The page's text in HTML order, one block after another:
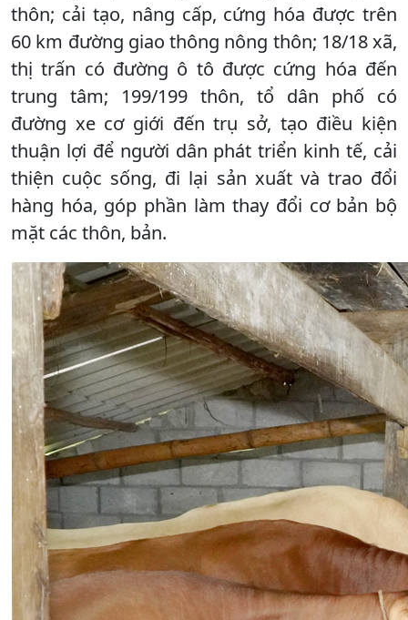
thôn; cải tạo, nâng cấp, cứng hóa được trên
60 km đường giao thông nông thôn; 18/18 xã,
thị trấn có đường ô tô được cứng hóa đến
trung tâm; 199/199 thôn, tổ dân phố có
đường xe cơ giới đến trụ sở, tạo điều kiện
thuận lợi để người dân phát triển kinh tế, cải
thiện cuộc sống, đi lại sản xuất và trao đổi
hàng hóa, góp phần làm thay đổi cơ bản bộ
mặt các thôn, bản.